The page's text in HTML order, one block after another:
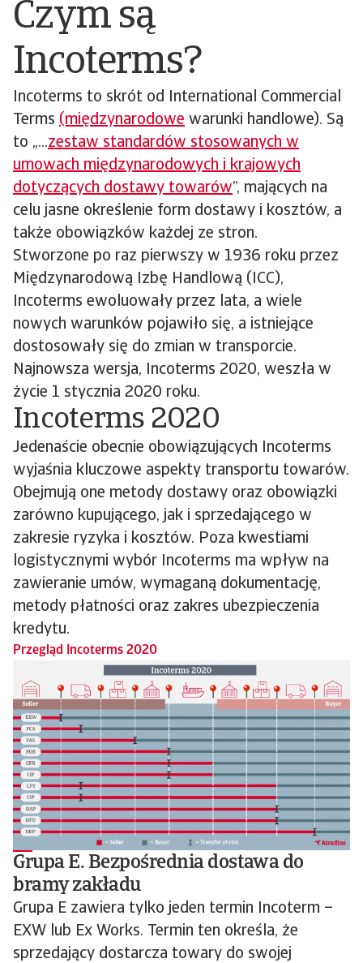
Czym są
Incoterms?
Incoterms to skrót od International Commercial
Terms (międzynarodowe warunki handlowe). Są
to „...zestaw standardów stosowanych w
umowach międzynarodowych i krajowych
dotyczących dostawy towarów”, mających na
celu jasne określenie form dostawy i kosztów, a
także obowiązków każdej ze stron.
Stworzone po raz pierwszy w 1936 roku przez
Międzynarodową Izbę Handlową (ICC),
Incoterms ewoluowały przez lata, a wiele
nowych warunków pojawiło się, a istniejące
dostosowały się do zmian w transporcie.
Najnowsza wersja, Incoterms 2020, weszła w
życie 1 stycznia 2020 roku.
Incoterms 2020
Jedenaście obecnie obowiązujących Incoterms
wyjaśnia kluczowe aspekty transportu towarów.
Obejmują one metody dostawy oraz obowiązki
zarówno kupującego, jak i sprzedającego w
zakresie ryzyka i kosztów. Poza kwestiami
logistycznymi wybór Incoterms ma wpływ na
zawieranie umów, wymaganą dokumentację,
metody płatności oraz zakres ubezpieczenia
kredytu.
Przegląd Incoterms 2020
Grupa E. Bezpośrednia dostawa do
bramy zakładu
Grupa E zawiera tylko jeden termin Incoterm –
EXW lub Ex Works. Termin ten określa, że
sprzedający dostarcza towary do swojej